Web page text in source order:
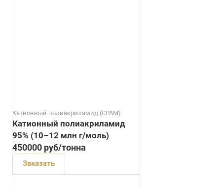
Катионный полиакриламид (CPAM)
Катионный полиакриламид
95% (10–12 млн г/моль)
450000 руб/тонна
Заказать